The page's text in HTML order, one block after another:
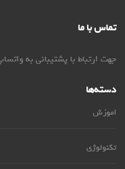
تماس با ما
جهت ارتباط با پشتیبانی به واتساپ 09056213048 مراجعه
دسته‌ها
اموزش
تکنولوژی